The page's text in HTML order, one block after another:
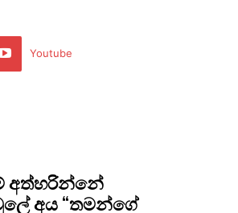
Youtube
අත්හරින්නේ
අය “තමන්ගේ